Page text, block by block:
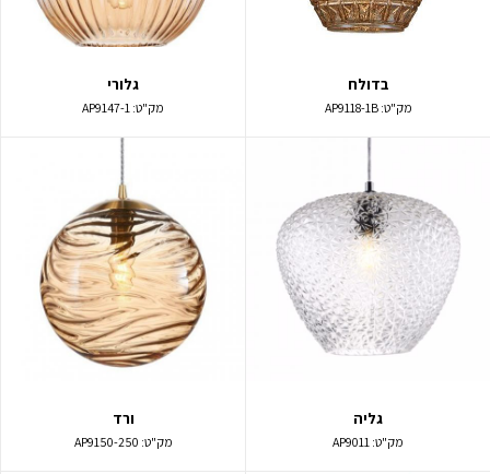
בדולח
מק"ט:AP9118-1B
גלורי
מק"ט: AP9147-1
גליה
מק"ט: AP9011
ורד
מק"ט: AP9150-250